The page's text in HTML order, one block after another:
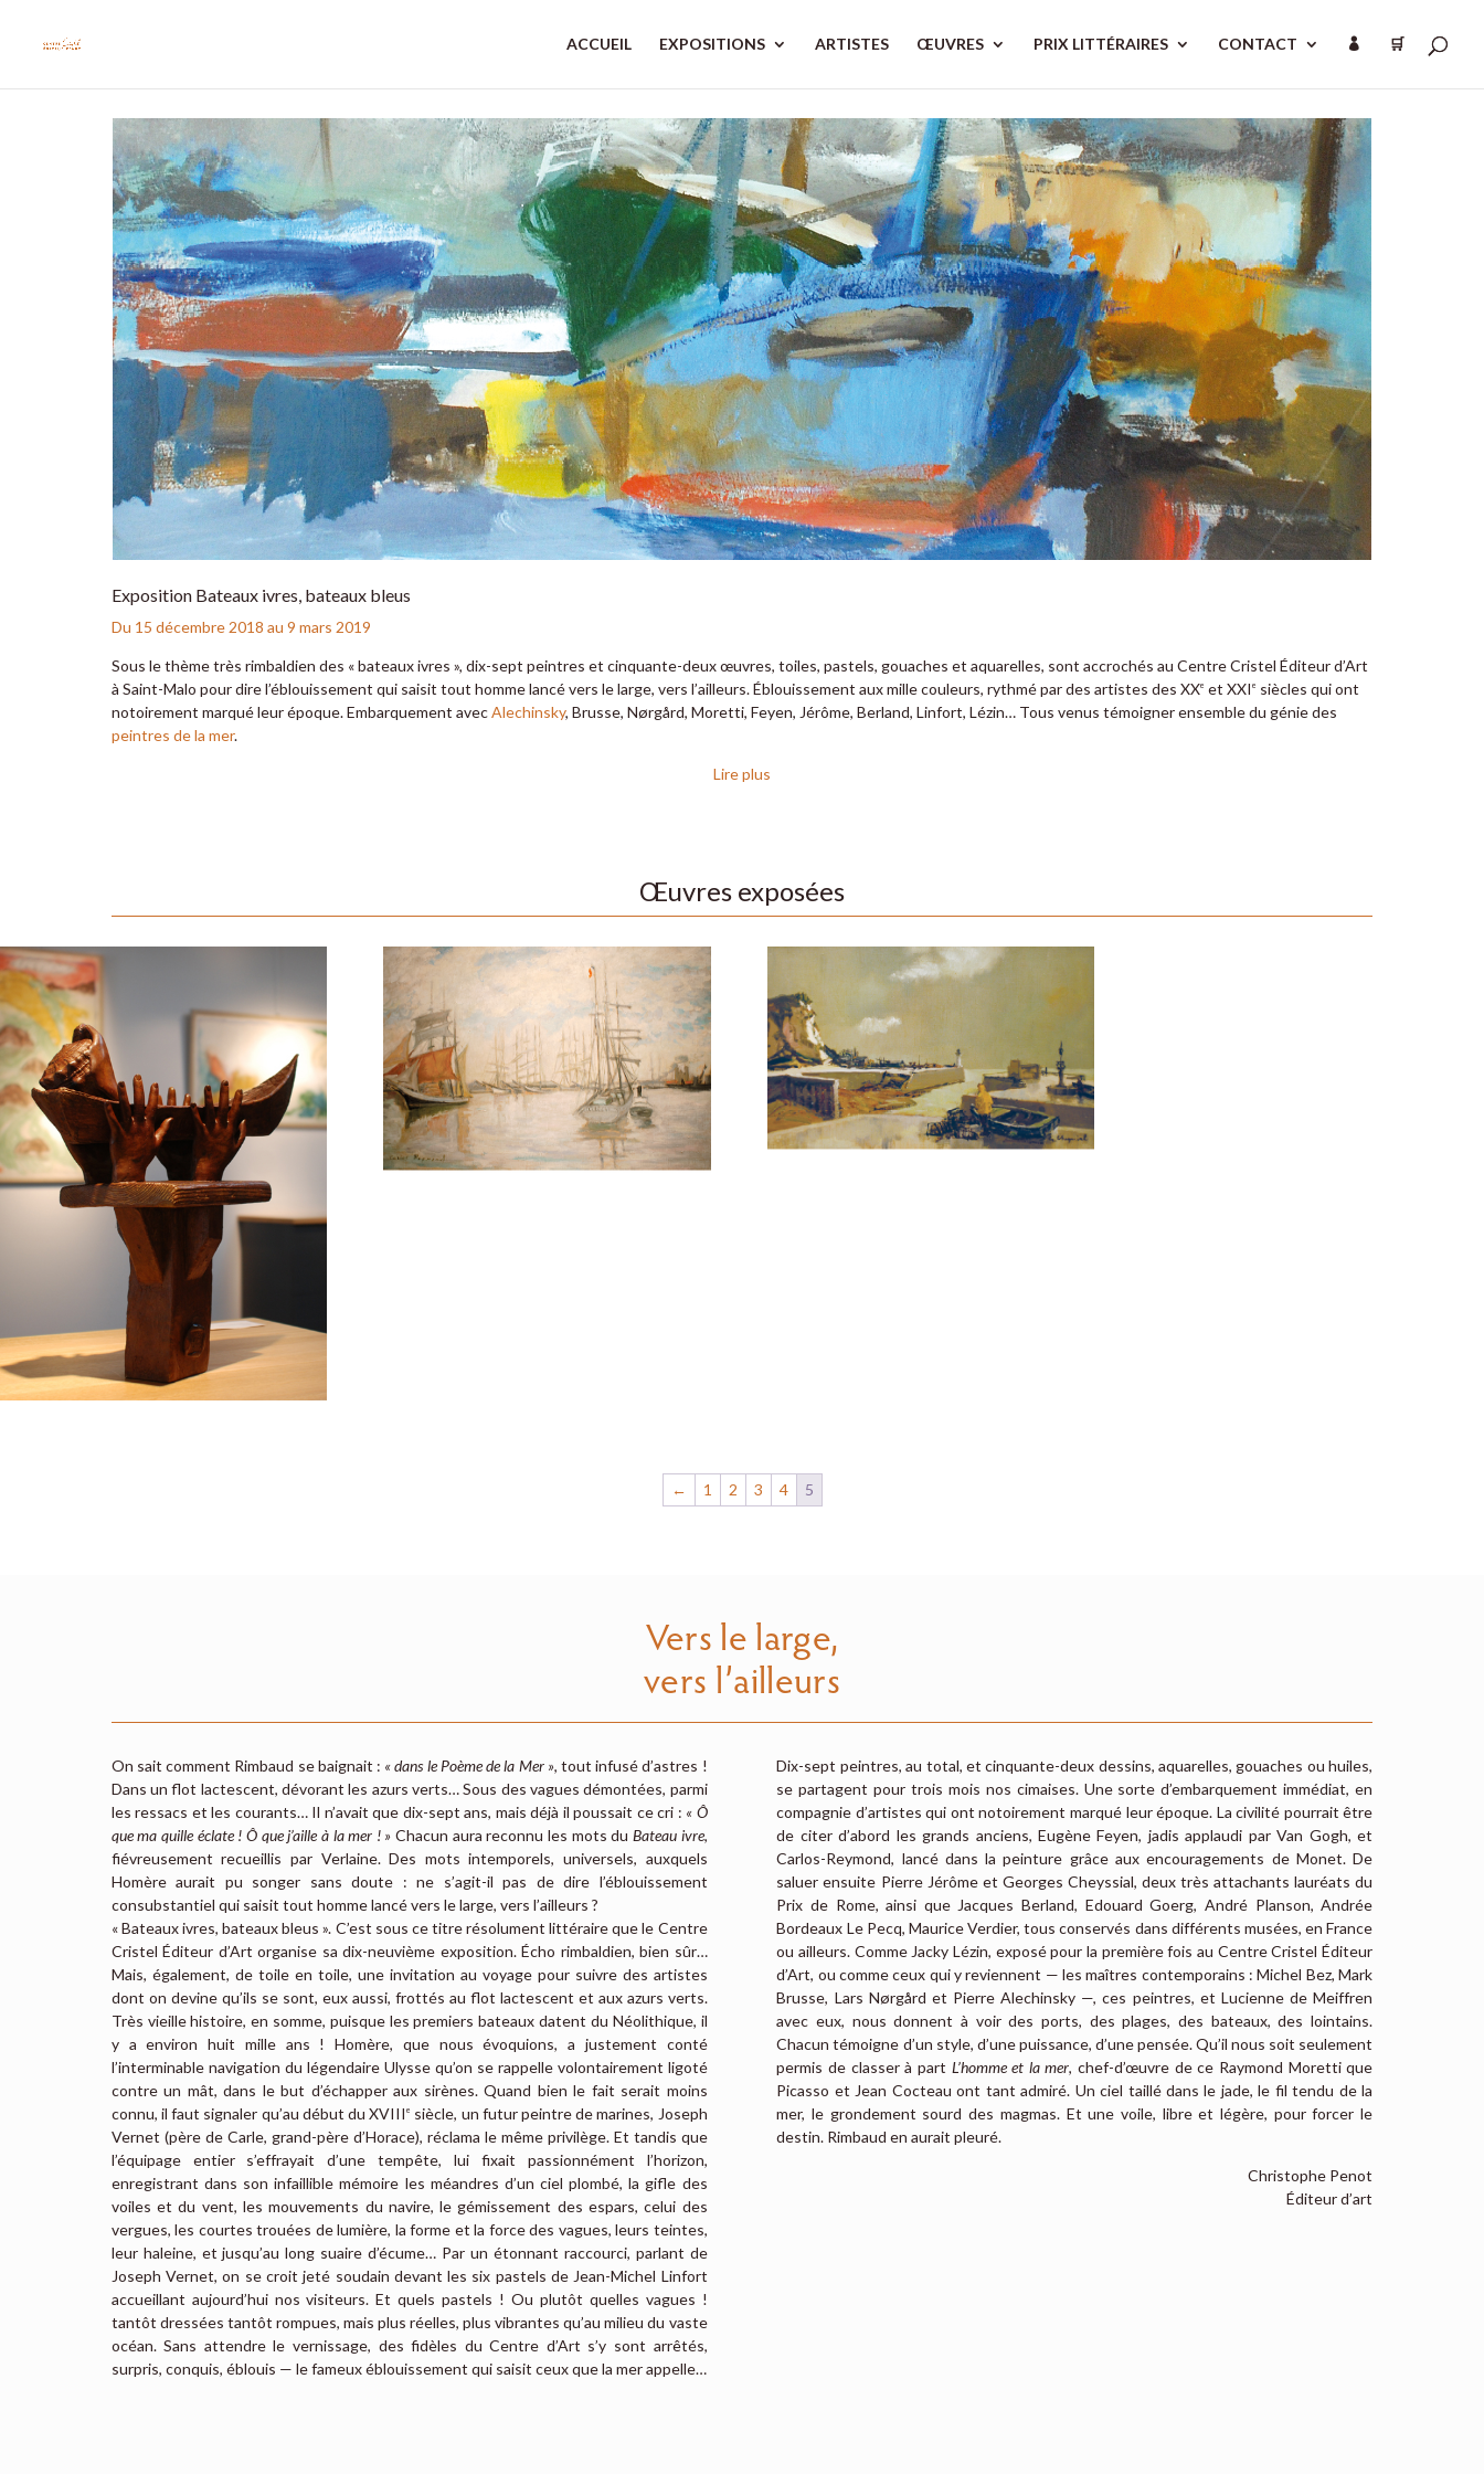
ACCUEIL EXPOSITIONS ARTISTES ŒUVRES PRIX LITTÉRAIRES CONTACT  🛒
Exposition Bateaux ivres, bateaux bleus
Du 15 décembre 2018 au 9 mars 2019
Sous le thème très rimbaldien des « bateaux ivres », dix-sept peintres et cinquante-deux œuvres, toiles, pastels, gouaches et aquarelles, sont accrochés au Centre Cristel Éditeur d’Art
à Saint-Malo pour dire l’éblouissement qui saisit tout homme lancé vers le large, vers l’ailleurs. Éblouissement aux mille couleurs, rythmé par des artistes des XXe et XXI e
siècles qui ont
notoirement marqué leur époque. Embarquement avecAlechinsky, Brusse, Nørgård, Moretti, Feyen, Jérôme, Berland, Linfort, Lézin… Tous venus témoigner ensemble du génie des
peintres de la mer.
Lire plus
Œuvres exposées
← 1 2 3 4 5
Vers le large,
vers l’ailleurs
On sait comment Rimbaud se baignait : « dans le Poème de la Mer », tout infusé d’astres !
Dans un flot lactescent, dévorant les azurs verts… Sous des vagues démontées, parmi
les ressacs et les courants… Il n’avait que dix-sept ans, mais déjà il poussait ce cri : « Ô
que ma quille éclate ! Ô que j’aille à la mer ! » Chacun aura reconnu les mots du Bateau ivre,
fiévreusement recueillis par Verlaine. Des mots intemporels, universels, auxquels
Homère aurait pu songer sans doute : ne s’agit-il pas de dire l’éblouissement
consubstantiel qui saisit tout homme lancé vers le large, vers l’ailleurs ?
« Bateaux ivres, bateaux bleus ». C’est sous ce titre résolument littéraire que le Centre
Cristel Éditeur d’Art organise sa dix-neuvième exposition. Écho rimbaldien, bien sûr…
Mais, également, de toile en toile, une invitation au voyage pour suivre des artistes
dont on devine qu’ils se sont, eux aussi, frottés au flot lactescent et aux azurs verts.
Très vieille histoire, en somme, puisque les premiers bateaux datent du Néolithique, il
y a environ huit mille ans ! Homère, que nous évoquions, a justement conté
l’interminable navigation du légendaire Ulysse qu’on se rappelle volontairement ligoté
contre un mât, dans le but d’échapper aux sirènes. Quand bien le fait serait moins
connu, il faut signaler qu’au début du XVIIIe
siècle, un futur peintre de marines, Joseph
Vernet (père de Carle, grand-père d’Horace), réclama le même privilège. Et tandis que
l’équipage entier s’effrayait d’une tempête, lui fixait passionnément l’horizon,
enregistrant dans son infaillible mémoire les méandres d’un ciel plombé, la gifle des
voiles et du vent, les mouvements du navire, le gémissement des espars, celui des
vergues, les courtes trouées de lumière, la forme et la force des vagues, leurs teintes,
leur haleine, et jusqu’au long suaire d’écume… Par un étonnant raccourci, parlant de
Joseph Vernet, on se croit jeté soudain devant les six pastels de Jean-Michel Linfort
accueillant aujourd’hui nos visiteurs. Et quels pastels ! Ou plutôt quelles vagues !
tantôt dressées tantôt rompues, mais plus réelles, plus vibrantes qu’au milieu du vaste
océan. Sans attendre le vernissage, des fidèles du Centre d’Art s’y sont arrêtés,
surpris, conquis, éblouis — le fameux éblouissement qui saisit ceux que la mer appelle…
Dix-sept peintres, au total, et cinquante-deux dessins, aquarelles, gouaches ou huiles,
se partagent pour trois mois nos cimaises. Une sorte d’embarquement immédiat, en
compagnie d’artistes qui ont notoirement marqué leur époque. La civilité pourrait être
de citer d’abord les grands anciens, Eugène Feyen, jadis applaudi par Van Gogh, et
Carlos-Reymond, lancé dans la peinture grâce aux encouragements de Monet. De
saluer ensuite Pierre Jérôme et Georges Cheyssial, deux très attachants lauréats du
Prix de Rome, ainsi que Jacques Berland, Edouard Goerg, André Planson, Andrée
Bordeaux Le Pecq, Maurice Verdier, tous conservés dans différents musées, en France
ou ailleurs. Comme Jacky Lézin, exposé pour la première fois au Centre Cristel Éditeur
d’Art, ou comme ceux qui y reviennent — les maîtres contemporains : Michel Bez, Mark
Brusse, Lars Nørgård et Pierre Alechinsky —, ces peintres, et Lucienne de Meiffren
avec eux, nous donnent à voir des ports, des plages, des bateaux, des lointains.
Chacun témoigne d’un style, d’une puissance, d’une pensée. Qu’il nous soit seulement
permis de classer à part L’homme et la mer, chef-d’œuvre de ce Raymond Moretti que
Picasso et Jean Cocteau ont tant admiré. Un ciel taillé dans le jade, le fil tendu de la
mer, le grondement sourd des magmas. Et une voile, libre et légère, pour forcer le
destin. Rimbaud en aurait pleuré.
Christophe Penot
Éditeur d’art